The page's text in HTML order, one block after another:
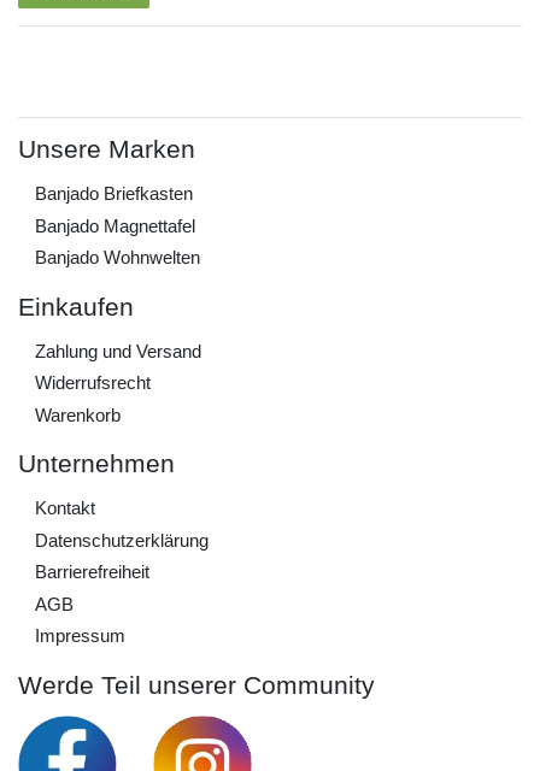
Unsere Marken
Banjado Briefkasten
Banjado Magnettafel
Banjado Wohnwelten
Einkaufen
Zahlung und Versand
Widerrufs­recht
Warenkorb
Unternehmen
Kontakt
Daten­schutz­erklärung
Barrierefreiheit
AGB
Impressum
Werde Teil unserer Community